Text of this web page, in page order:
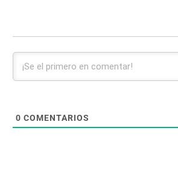
0 COMENTARIOS